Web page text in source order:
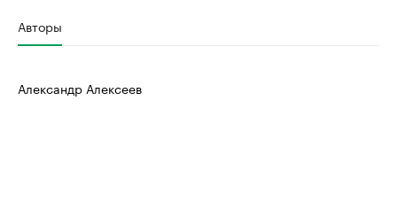
Авторы
Александр Алексеев